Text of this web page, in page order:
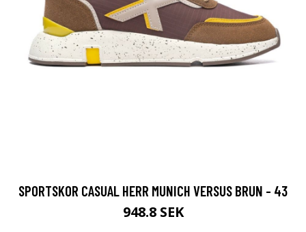
SPORTSKOR CASUAL HERR MUNICH VERSUS BRUN - 43
948.8 SEK